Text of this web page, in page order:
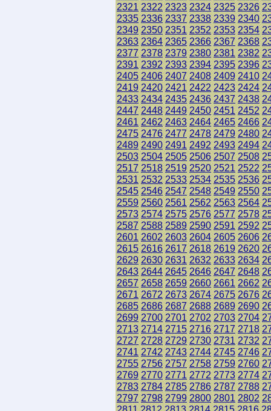
2321 2322 2323 2324 2325 2326
2335 2336 2337 2338 2339 2340
2349 2350 2351 2352 2353 2354
2363 2364 2365 2366 2367 2368
2377 2378 2379 2380 2381 2382
2391 2392 2393 2394 2395 2396
2405 2406 2407 2408 2409 2410
2419 2420 2421 2422 2423 2424
2433 2434 2435 2436 2437 2438
2447 2448 2449 2450 2451 2452
2461 2462 2463 2464 2465 2466
2475 2476 2477 2478 2479 2480
2489 2490 2491 2492 2493 2494
2503 2504 2505 2506 2507 2508
2517 2518 2519 2520 2521 2522
2531 2532 2533 2534 2535 2536
2545 2546 2547 2548 2549 2550
2559 2560 2561 2562 2563 2564
2573 2574 2575 2576 2577 2578
2587 2588 2589 2590 2591 2592
2601 2602 2603 2604 2605 2606
2615 2616 2617 2618 2619 2620
2629 2630 2631 2632 2633 2634
2643 2644 2645 2646 2647 2648
2657 2658 2659 2660 2661 2662
2671 2672 2673 2674 2675 2676
2685 2686 2687 2688 2689 2690
2699 2700 2701 2702 2703 2704
2713 2714 2715 2716 2717 2718
2727 2728 2729 2730 2731 2732
2741 2742 2743 2744 2745 2746
2755 2756 2757 2758 2759 2760
2769 2770 2771 2772 2773 2774
2783 2784 2785 2786 2787 2788
2797 2798 2799 2800 2801 2802